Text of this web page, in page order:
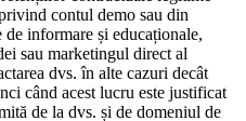
contul demo sau din
informare și educaționale,
sau marketingul direct al
dvs. în alte cazuri decât
când acest lucru este justificat
de la dvs. și de domeniul de